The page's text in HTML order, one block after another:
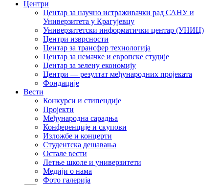
Центри
Центар за научно истраживачки рад САНУ и
Универзитета у Крагујевцу
Универзитетски информатички центар (УНИЦ)
Центри изврсности
Центар за трансфер технологија
Центар за немачке и европске студије
Центар за зелену економију
Центри — резултат међународних пројеката
Фондације
Вести
Конкурси и стипендије
Пројекти
Међународна сарадња
Конференције и скупови
Изложбе и концерти
Студентска дешавања
Остале вести
Летње школе и универзитети
Медији о нама
Фото галерија